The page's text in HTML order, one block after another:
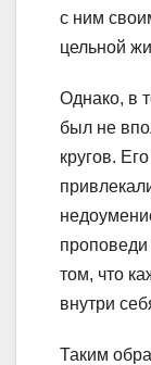
с ним
цельной
Однако, в
был не
кругов.
том, что
внутри
Таким